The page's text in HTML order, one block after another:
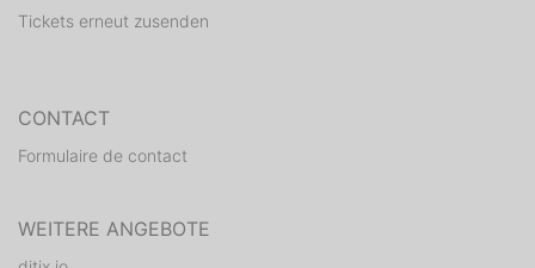
Tickets erneut zusenden
CONTACT
Formulaire de contact
WEITERE ANGEBOTE